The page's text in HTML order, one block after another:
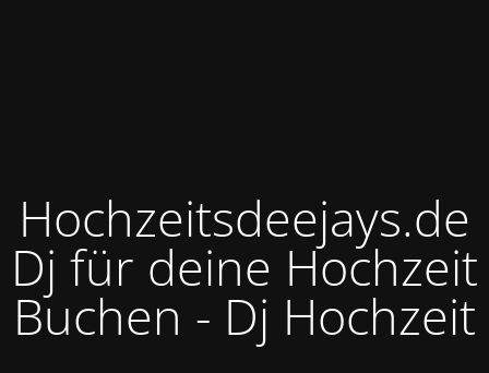
Hochzeitsdeejays.de
Dj für deine Hochzeit
Buchen - Dj Hochzeit